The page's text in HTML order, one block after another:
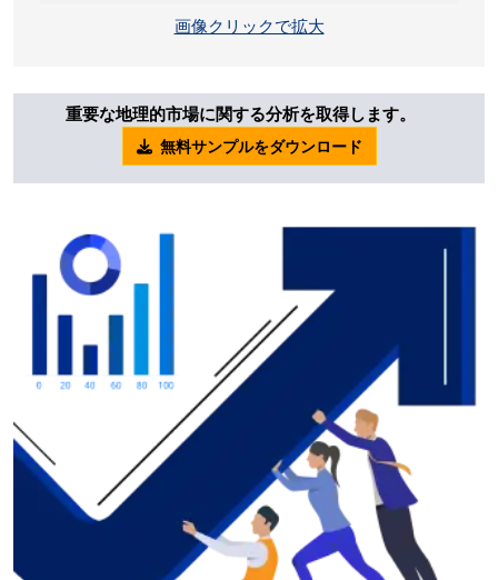
画像クリックで拡大
重要な地理的市場に関する分析を取得します。
無料サンプルをダウンロード